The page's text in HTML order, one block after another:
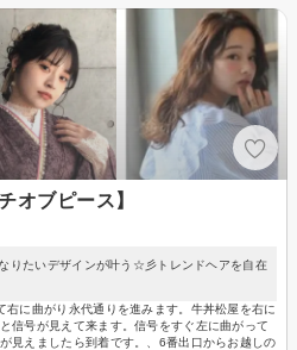
オブピース】
りたいデザインが叶う☆彡トレンドヘアを自在
右に曲がり永代通りを進みます。牛丼松屋を右に
信号が見えて来ます。信号をすぐ左に曲がって
見えましたら到着です。、6番出口からお越しの